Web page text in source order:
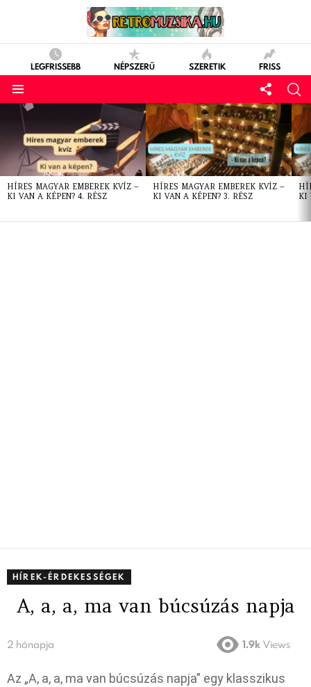
LEGFRISSEBB NÉPSZERŰ SZERETIK FRISS
LATEST
STORIES
HÍRES MAGYAR EMBEREK KVÍZ –
KI VAN A KÉPEN? 4. RÉSZ
HÍRES MAGYAR EMBEREK KVÍZ –
KI VAN A KÉPEN? 3. RÉSZ
KI
HÍREK-ÉRDEKESSÉGEK
A, a, a, ma van búcsúzás napja
2 hónapja 1.9k Views
Az „A, a, a, ma van búcsúzás napja” egy klasszikus